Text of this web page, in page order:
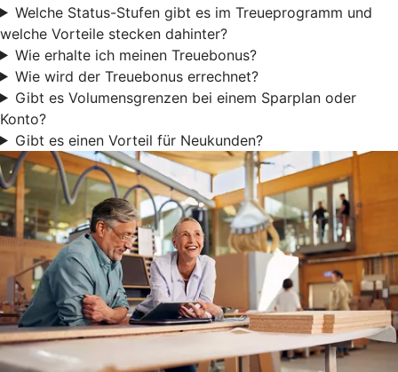
Welche Status-Stufen gibt es im Treueprogramm und
welche Vorteile stecken dahinter?
Wie erhalte ich meinen Treuebonus?
Wie wird der Treuebonus errechnet?
Gibt es Volumensgrenzen bei einem Sparplan oder
Konto?
Gibt es einen Vorteil für Neukunden?